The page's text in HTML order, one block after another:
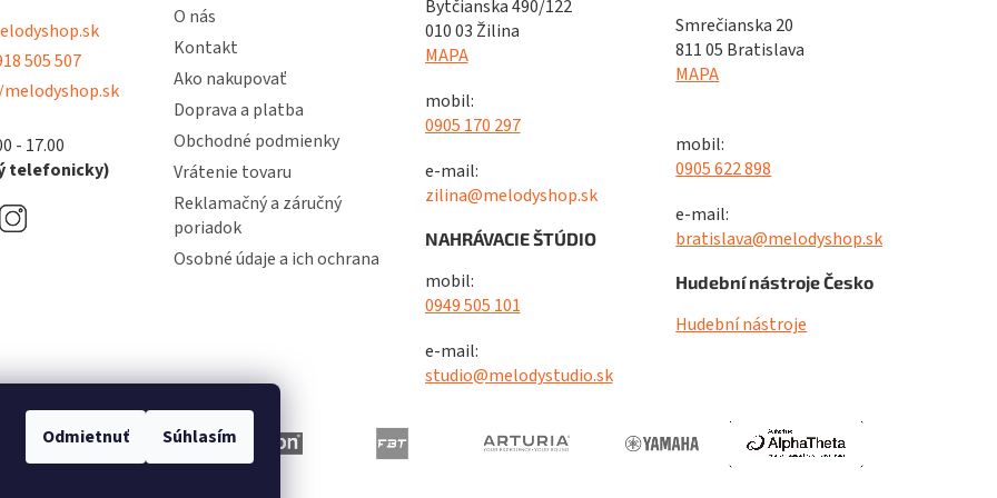
Odmietnuť Súhlasím
505 507
- 17.00
telefonicky)
O nás
Kontakt
Ako nakupovať
Doprava a platba
Obchodné podmienky
Vrátenie tovaru
Reklamačný a záručný
poriadok
Osobné údaje a ich ochrana
Bytčianska 490/122
010 03 Žilina
MAPA
mobil:
0905 170 297
e-mail:
zilina@melodyshop.sk
NAHRÁVACIE ŠTÚDIO
mobil:
0949 505 101
e-mail:
studio@melodystudio.sk
Smrečianska 20
811 05 Bratislava
MAPA
mobil:
0905 622 898
e-mail:
bratislava@melodyshop.sk
Hudební nástroje Česko
Hudební nástroje